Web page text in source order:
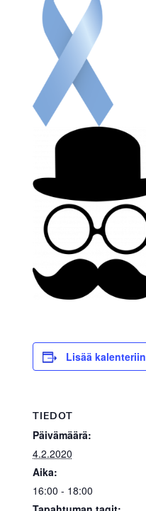
Lisää kalenteriin
TIEDOT
Päivämäärä:
4.2.2020
Aika:
16:00 - 18:00